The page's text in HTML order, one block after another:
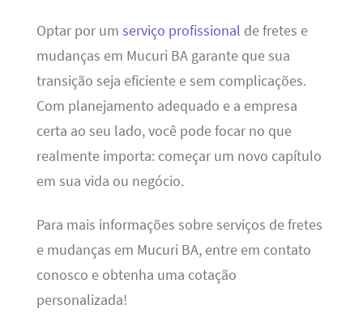
Optar por um serviço profissional de fretes e
mudanças em Mucuri BA garante que sua
transição seja eficiente e sem complicações.
Com planejamento adequado e a empresa
certa ao seu lado, você pode focar no que
realmente importa: começar um novo capítulo
em sua vida ou negócio.
Para mais informações sobre serviços de fretes
e mudanças em Mucuri BA, entre em contato
conosco e obtenha uma cotação
personalizada!